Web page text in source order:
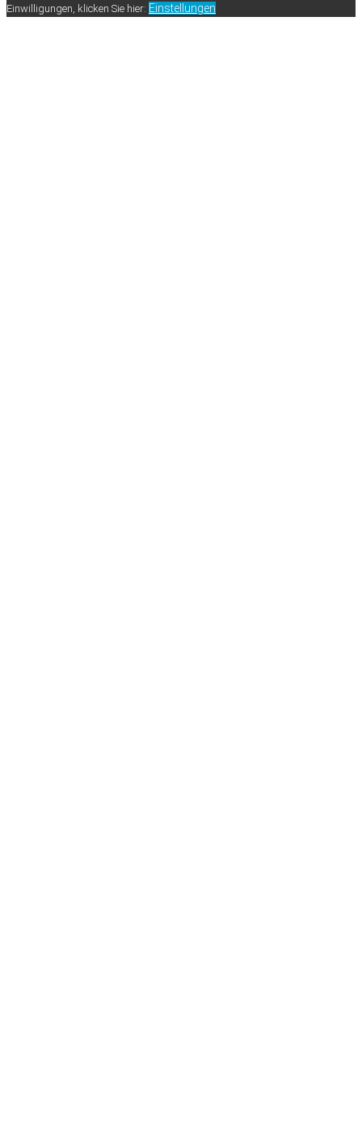
Einwilligungen, klicken Sie hier: Einstellungen